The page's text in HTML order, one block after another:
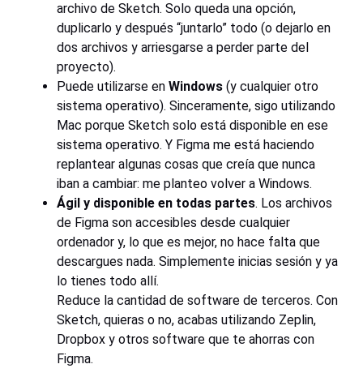
archivo de Sketch. Solo queda una opción,
duplicarlo y después “juntarlo” todo (o dejarlo en
dos archivos y arriesgarse a perder parte del
proyecto).
Puede utilizarse en Windows (y cualquier otro
sistema operativo). Sinceramente, sigo utilizando
Mac porque Sketch solo está disponible en ese
sistema operativo. Y Figma me está haciendo
replantear algunas cosas que creía que nunca
iban a cambiar: me planteo volver a Windows.
Ágil y disponible en todas partes. Los archivos
de Figma son accesibles desde cualquier
ordenador y, lo que es mejor, no hace falta que
descargues nada. Simplemente inicias sesión y ya
lo tienes todo allí.
Reduce la cantidad de software de terceros. Con
Sketch, quieras o no, acabas utilizando Zeplin,
Dropbox y otros software que te ahorras con
Figma.